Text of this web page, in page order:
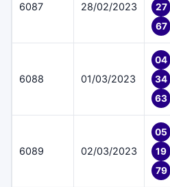
6087 28/02/2023
27
67
6088 01/03/2023
04
34
63
6089 02/03/2023
05
19
79